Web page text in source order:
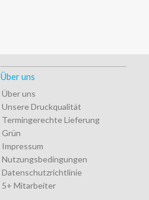
Über uns
Über uns
Unsere Druckqualität
Termingerechte Lieferung
Grün
Impressum
Nutzungsbedingungen
Datenschutzrichtlinie
5+ Mitarbeiter